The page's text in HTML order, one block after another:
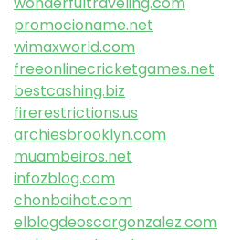
promocioname.net
wimaxworld.com
freeonlinecricketgames.net
bestcashing.biz
firerestrictions.us
archiesbrooklyn.com
muambeiros.net
infozblog.com
chonbaihat.com
elblogdeoscargonzalez.com